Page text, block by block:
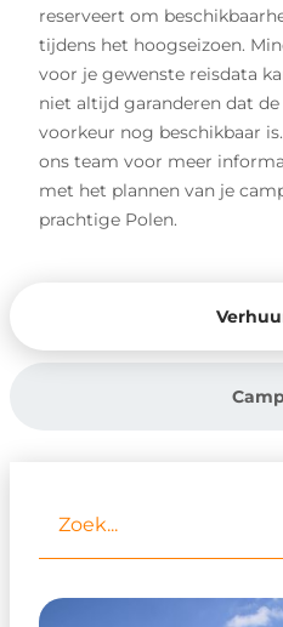
reserveert om
tijdens het hoogseizoen.
voor je gewenste reisdata
niet altijd garanderen dat
voorkeur nog beschikbaar
ons team voor meer
met het plannen van je
prachtige Polen.